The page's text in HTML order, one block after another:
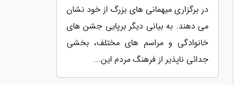
در برگزاری میهمانی های بزرگ از خود نشان
می دهند. به بیانی دیگر برپایی جشن های
خانوادگی و مراسم های مختلف، بخشی
جدائی ناپذیر از فرهنگ مردم این...